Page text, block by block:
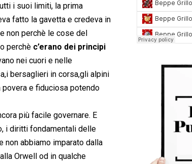
i suoi limiti, la prima
fatto la gavetta e credeva in
non perchè le cose del
perchè c’erano dei principi
nei cuori e nelle
bersaglieri in corsa,gli alpini
e fiduciosa potendo
più facile governare. E
i diritti fondamentali delle
non abbiamo imparato dalla
Orwell od in qualche